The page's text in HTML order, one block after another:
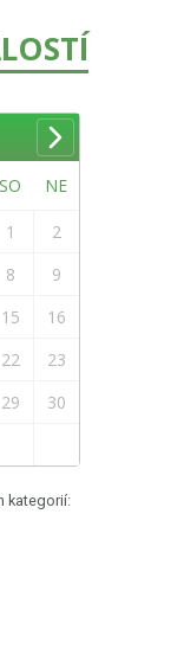
SO NE
1
2
8
9
15
16
22
23
29
30
kategorií: